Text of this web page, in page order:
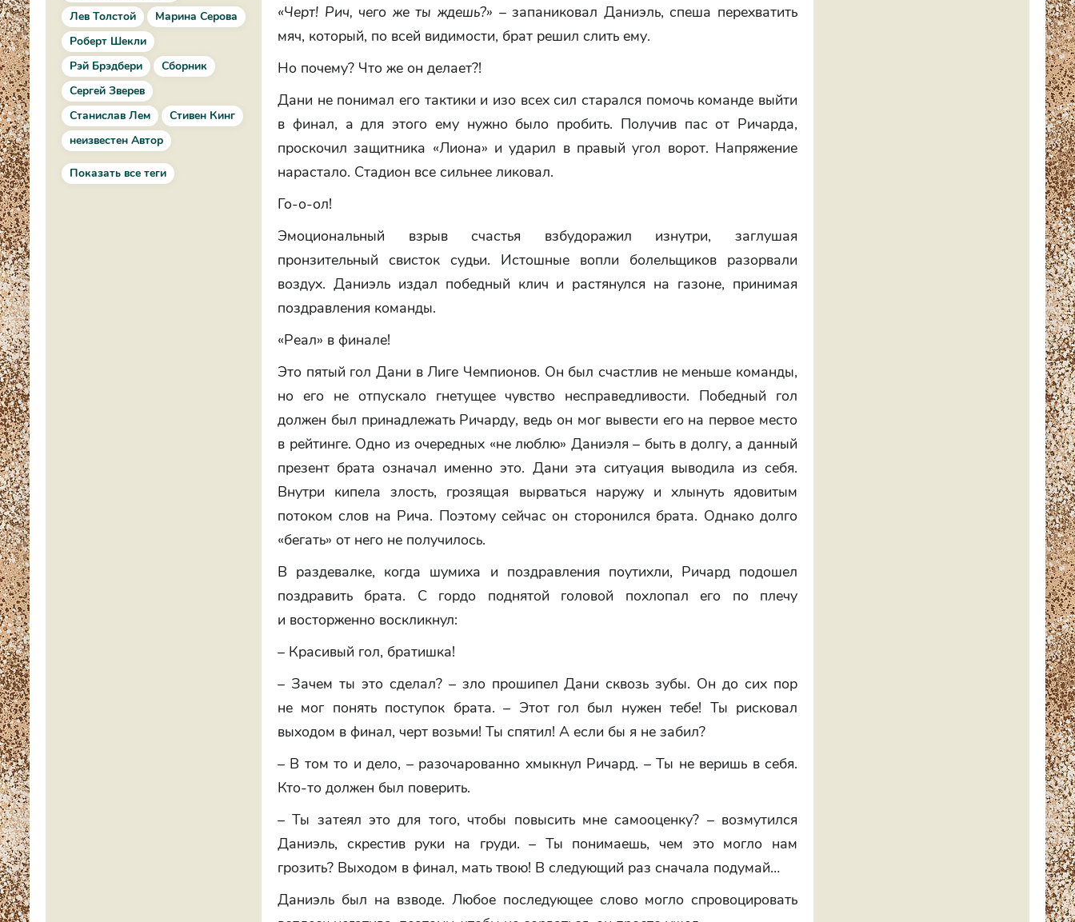
Лев Толстой
Марина Серова
Роберт Шекли
Рэй Брэдбери
Сборник
Сергей Зверев
Станислав Лем
Стивен Кинг
неизвестен Автор
Показать все теги
«Черт! Рич, чего же ты ждешь?» – запаниковал Даниэль, спеша перехватить
мяч, который, по всей видимости, брат решил слить ему.
Но почему? Что же он делает?!
Дани не понимал его тактики и изо всех сил старался помочь команде выйти
в финал, а для этого ему нужно было пробить. Получив пас от Ричарда,
проскочил защитника «Лиона» и ударил в правый угол ворот. Напряжение
нарастало. Стадион все сильнее ликовал.
Го-о-ол!
Эмоциональный взрыв счастья взбудоражил изнутри, заглушая
пронзительный свисток судьи. Истошные вопли болельщиков разорвали
воздух. Даниэль издал победный клич и растянулся на газоне, принимая
поздравления команды.
«Реал» в финале!
Это пятый гол Дани в Лиге Чемпионов. Он был счастлив не меньше команды,
но его не отпускало гнетущее чувство несправедливости. Победный гол
должен был принадлежать Ричарду, ведь он мог вывести его на первое место
в рейтинге. Одно из очередных «не люблю» Даниэля – быть в долгу, а данный
презент брата означал именно это. Дани эта ситуация выводила из себя.
Внутри кипела злость, грозящая вырваться наружу и хлынуть ядовитым
потоком слов на Рича. Поэтому сейчас он сторонился брата. Однако долго
«бегать» от него не получилось.
В раздевалке, когда шумиха и поздравления поутихли, Ричард подошел
поздравить брата. С гордо поднятой головой похлопал его по плечу
и восторженно воскликнул:
– Красивый гол, братишка!
– Зачем ты это сделал? – зло прошипел Дани сквозь зубы. Он до сих пор
не мог понять поступок брата. – Этот гол был нужентебе! Ты рисковал
выходом в финал, черт возьми! Ты спятил! А если бы я не забил?
– В том то и дело, – разочарованно хмыкнул Ричард. – Ты не веришь в себя.
Кто-то должен был поверить.
– Ты затеял это для того, чтобы повысить мне самооценку? – возмутился
Даниэль, скрестив руки на груди. – Ты понимаешь, чем это могло нам
грозить? Выходом в финал, мать твою! В следующий раз сначала подумай…
Даниэль был на взводе. Любое последующее слово могло спровоцировать